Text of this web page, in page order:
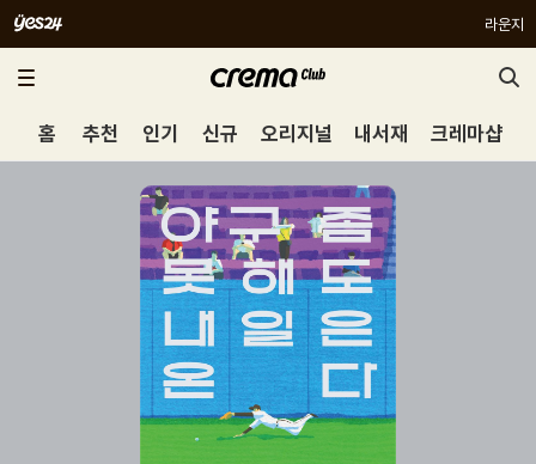
라운지
홈 추천 인기 신규 오리지널 내서재 크레마샵